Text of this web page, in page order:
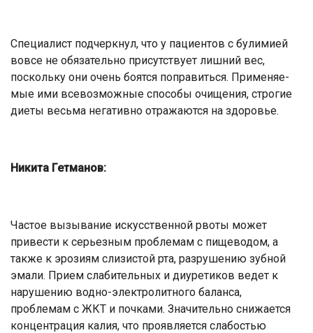
Специалист подчеркнул, что у паци­ентов с булимией
вовсе не обязательно присутствует лишний вес,
поскольку они очень боятся поправиться. Применяе­
мые ими всевозможные способы очи­щения, строгие
диеты весьма негатив­но отражаются на здоровье.
Никита Гетманов:
Частое вызывание искусствен­ной рвоты может
привести к серьезным проблемам с пищеводом, а
также к эро­зиям слизистой рта, разрушению зубной
эмали. Прием слабительных и диурети­ков ведет к
нарушению водно-электро­литного баланса,
проблемам с ЖКТ и почками. Значительно снижается
кон­центрация калия, что проявляется сла­бостью